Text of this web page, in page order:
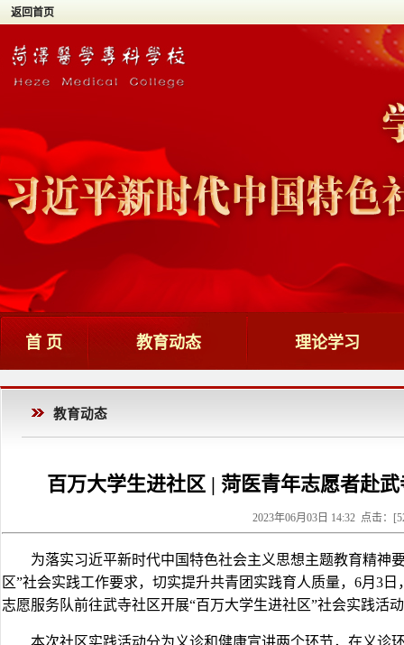
返回首页
首 页 教育动态 理论学习
教育动态
百万大学生进社区 | 菏医青年志愿者赴
2023年06月03日 14:32 点击：[
为落实习近平新时代中国特色社会主义思想主题教育精神
区”社会实践工作要求，切实提升共青团实践育人质量，6月3
志愿服务队前往武寺社区开展“百万大学生进社区”社会实践活